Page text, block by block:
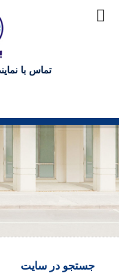
تماس با
جستجو در سایت